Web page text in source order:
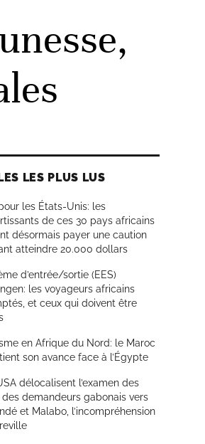
LES PLUS LUS
les États-Unis: les
de ces 30 pays africains
désormais payer une caution
atteindre 20.000 dollars
d’entrée/sortie (EES)
les voyageurs africains
et ceux qui doivent être
en Afrique du Nord: le Maroc
son avance face à l’Égypte
délocalisent l’examen des
des demandeurs gabonais vers
et Malabo, l’incompréhension